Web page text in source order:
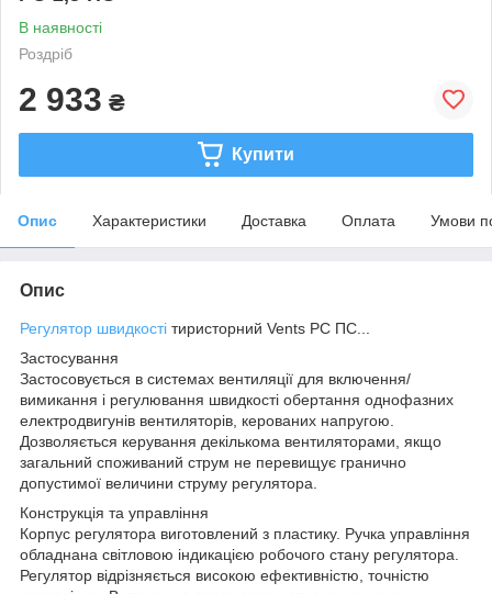
В наявності
Роздріб
2 933 ₴
Купити
Опис Характеристики Доставка Оплата Умови
Опис
Регулятор швидкості тиристорний Vents РС ПС...
Застосування
Застосовується в системах вентиляції для включення/
вимикання і регулювання швидкості обертання однофазних
електродвигунів вентиляторів, керованих напругою.
Дозволяється керування декількома вентиляторами, якщо
загальний споживаний струм не перевищує гранично
допустимої величини струму регулятора.
Конструкція та управління
Корпус регулятора виготовлений з пластику. Ручка управління
обладнана світловою індикацією робочого стану регулятора.
Регулятор відрізняється високою ефективністю, точністю